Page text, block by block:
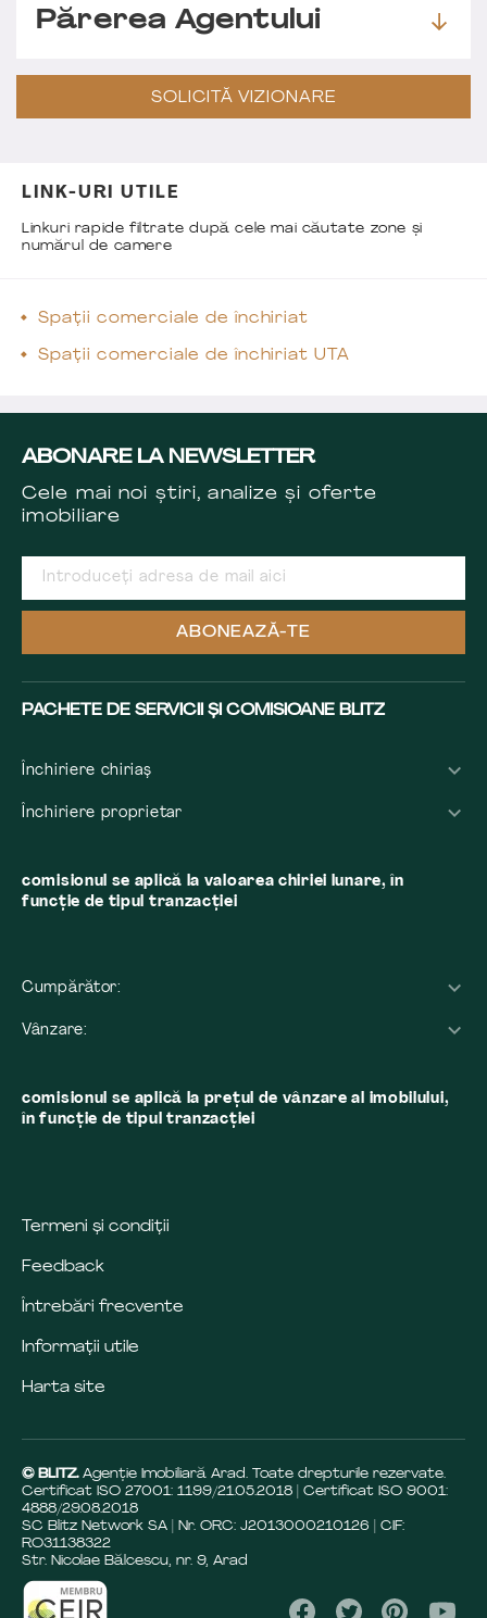
Părerea Agentului
SOLICITĂ VIZIONARE
LINK-URI UTILE
Linkuri rapide filtrate după cele mai căutate zone și
numărul de camere
Spații comerciale de închiriat
Spații comerciale de închiriat UTA
ABONARE LA NEWSLETTER
Cele mai noi știri, analize și oferte
imobiliare
ABONEAZĂ-TE
PACHETE DE SERVICII ȘI COMISIOANE BLITZ
Închiriere chiriaș
Închiriere proprietar
comisionul se aplică la valoarea chiriei lunare, în
funcție de tipul tranzacției
Cumpărător:
Vânzare:
comisionul se aplică la preţul de vânzare al imobilului,
în funcţie de tipul tranzacţiei
Termeni și condiții
Feedback
Întrebări frecvente
Informații utile
Harta site
© BLITZ. Agenție Imobiliară Arad. Toate drepturile rezervate.
Certificat ISO 27001: 1199/21.05.2018 | Certificat ISO 9001:
4888/29.08.2018
SC Blitz Network SA | Nr. ORC: J2013000210126 | CIF:
RO31138322
Str. Nicolae Bălcescu, nr. 9, Arad